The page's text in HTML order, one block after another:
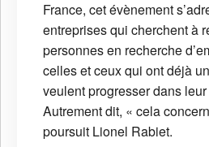
France, cet évènement
entreprises qui cherchent à
personnes en recherche
celles et ceux qui ont déjà
veulent progresser dans
Autrement dit, « cela
poursuit Lionel Rabiet.